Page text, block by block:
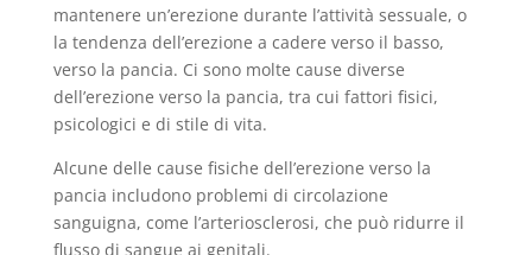
mantenere un’erezione durante l’attività sessuale, o
la tendenza dell’erezione a cadere verso il basso,
verso la pancia. Ci sono molte cause diverse
dell’erezione verso la pancia, tra cui fattori fisici,
psicologici e di stile di vita.
Alcune delle cause fisiche dell’erezione verso la
pancia includono problemi di circolazione
sanguigna, come l’arteriosclerosi, che può ridurre il
flusso di sangue ai genitali.